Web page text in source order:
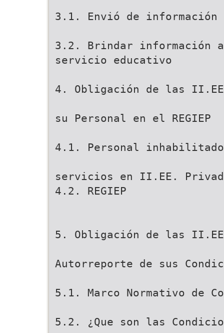
3.1. Envió de información
3.2. Brindar información
servicio educativo
4. Obligación de las
su Personal en el REGIEP
4.1. Personal
servicios en II.EE.
4.2. REGIEP
5. Obligación de las
Autorreporte de sus
5.1. Marco Normativo de
5.2. ¿Que son las